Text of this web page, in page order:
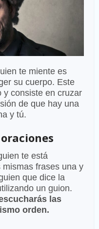
te miente es
su cuerpo. Este
y consiste en cruzar
de que hay una
y tú.
te está
frases una y
que dice la
un guion.
las
orden.